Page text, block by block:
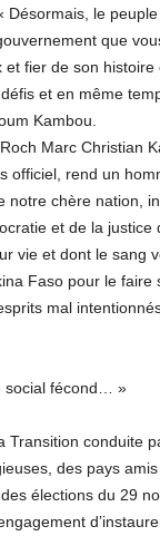
Désormais, le
que
et fier de son
et en même
Kambou.
Marc Christian
officiel, rend un
notre chère nation,
et de la justice
vie et dont le sang
Faso pour le faire
mal
social fécond… »
Transition conduite
des pays
élections du 29